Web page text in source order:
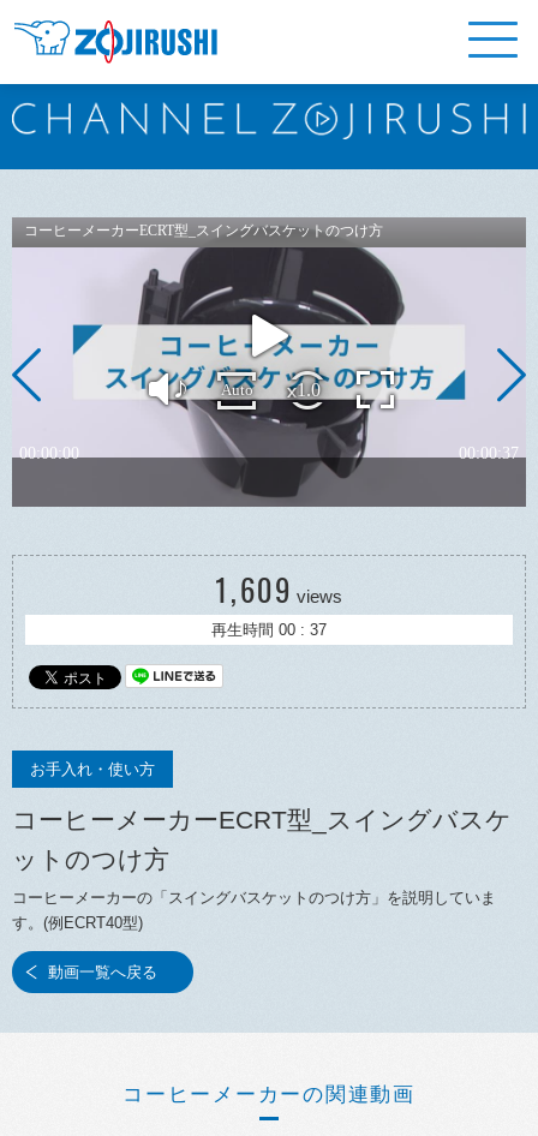
1,609 views
再生時間 00 : 37
お手入れ・使い方
コーヒーメーカーECRT型_スイングバスケ
ットのつけ方
コーヒーメーカーの「スイングバスケットのつけ方」を説明していま
す。(例ECRT40型)
動画一覧へ戻る
コーヒーメーカーの関連動画